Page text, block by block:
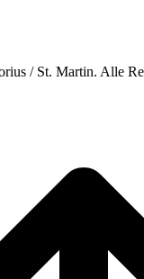
/ St. Martin. Alle